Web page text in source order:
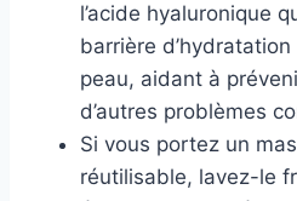
l’acide hyaluronique
barrière
peau, aidant à
d’autres problèmes
Si vous portez un
réutilisable, lavez-le